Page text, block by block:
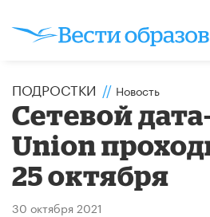
ПОДРОСТКИ // Новость
Сетевой
Union
25 октября
30 октября 2021